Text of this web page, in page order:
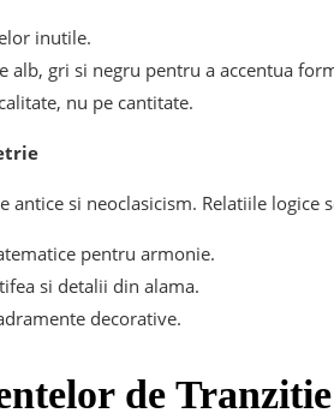
inutile.
alb, gri si negru pentru a accentua
nu pe cantitate.
si neoclasicism. Relatiile logice
pentru armonie.
si detalii din alama.
decorative.
de